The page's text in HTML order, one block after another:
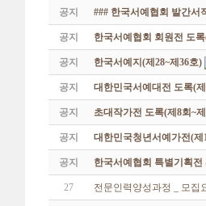
공지 ### 한국서예협회 발간서
공지 한국서예협회 회원전 도록
공지 한국서예지(제28~제36호)
공지 대한민국서예대전 도록(
공지 초대작가전 도록(제8회~
공지 대한민국청년서예가전(제
공지 한국서예협회 특별기획전
27 전문인력양성과정 _ 모집